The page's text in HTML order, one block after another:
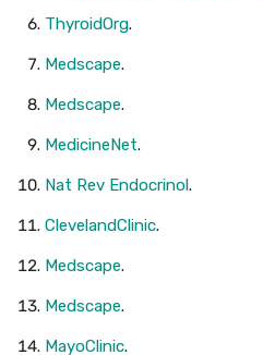
ThyroidOrg.
Medscape.
Medscape.
MedicineNet.
Nat Rev Endocrinol.
ClevelandClinic.
Medscape.
Medscape.
MayoClinic.